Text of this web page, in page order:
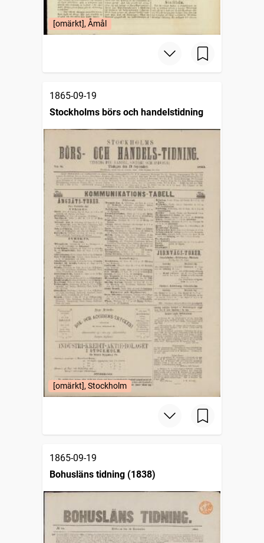
[omärkt], Åmål
1865-09-19
Stockholms börs och handelstidning
[omärkt], Stockholm
1865-09-19
Bohusläns tidning (1838)